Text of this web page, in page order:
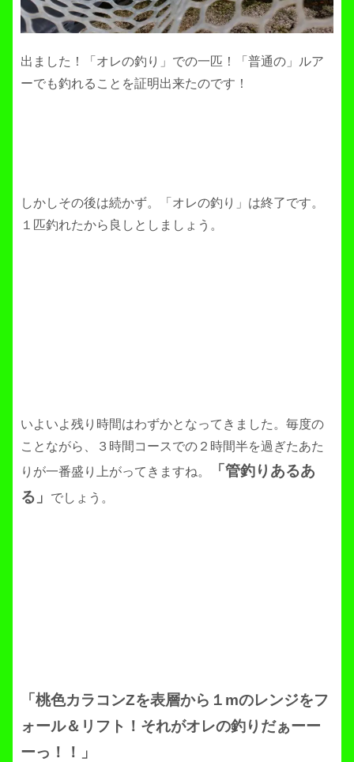
出ました！「オレの釣り」での一匹！「普通の」ルア
ーでも釣れることを証明出来たのです！
しかしその後は続かず。「オレの釣り」は終了です。
１匹釣れたから良しとしましょう。
いよいよ残り時間はわずかとなってきました。毎度の
ことながら、３時間コースでの２時間半を過ぎたあた
りが一番盛り上がってきますね。
「管釣りあるあ
る」
でしょう。
「桃色カラコンZを表層から１mのレンジをフ
ォール＆リフト！それがオレの釣りだぁーー
ーっ！！」